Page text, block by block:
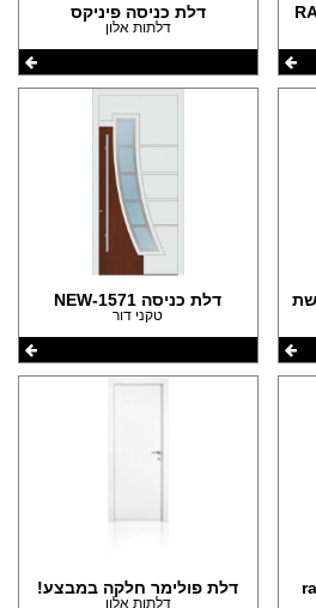
דלת כניסה פיניקס
דלתות אלון
דלת כניסה 1571-NEW
טקני דור
דלת פולימר חלקה במבצע!
דלתות אלון